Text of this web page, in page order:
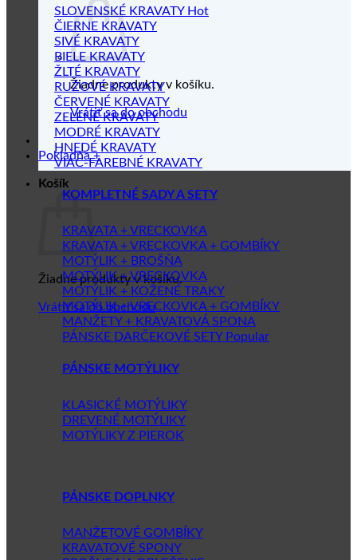
Žiadne produkty v košíku.
Vrátiť sa do obchodu
Pokladňa +
Košík
Žiadne produkty v košíku.
Vrátiť sa do obchodu
SLOVENSKÉ KRAVATY
ČIERNE KRAVATY
SIVÉ KRAVATY
BIELE KRAVATY
ŽLTÉ KRAVATY
RUŽOVÉ KRAVATY
ČERVENÉ KRAVATY
ZELENÉ KRAVATY
MODRÉ KRAVATY
HNEDÉ KRAVATY
VIAC-FAREBNÉ KRAVATY
KOMPLETNÉ SADY A SETY
KRAVATA + VRECKOVKA
KRAVATA + VRECKOVKA + GOMBÍKY
MOTÝLIK + BROŠŇA
MOTÝLIK + VRECKOVKA
MOTÝLIK + KOŽENÉ TRAKY
MOTÝLIK + VRECKOVKA + GOMBÍKY
MANŽETY + KRAVATOVÁ SPONA
PÁNSKE DARČEKOVÉ SETY
PÁNSKE MOTÝLIKY
KLASICKÉ MOTÝLIKY
DREVENÉ MOTÝLIKY
MOTÝLIKY Z PIEROK
PÁNSKE DOPLNKY
MANŽETOVÉ GOMBÍKY
KRAVATOVÉ SPONY